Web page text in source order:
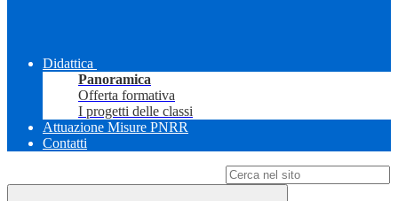
Didattica
Panoramica
Offerta formativa
I progetti delle classi
Attuazione Misure PNRR
Contatti